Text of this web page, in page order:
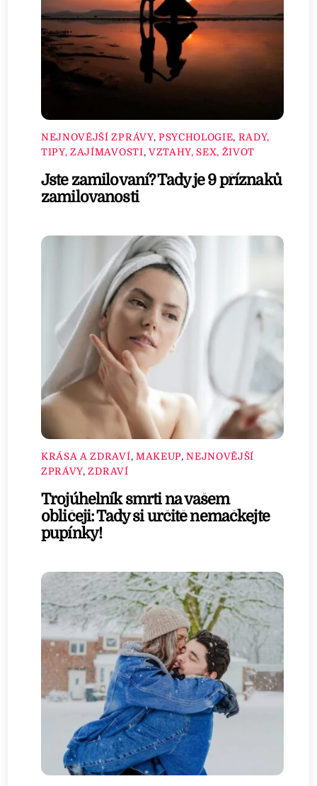
NEJNOVĚJŠÍ ZPRÁVY, PSYCHOLOGIE, RADY,
TIPY, ZAJÍMAVOSTI, VZTAHY, SEX, ŽIVOT
Jste zamilovaní? Tady je 9 příznaků
zamilovanosti
KRÁSA A ZDRAVÍ, MAKEUP,NEJNOVĚJŠÍ
ZPRÁVY,ZDRAVÍ
Trojúhelník smrti na vašem
obličeji: Tady si určitě nemačkejte
pupínky!